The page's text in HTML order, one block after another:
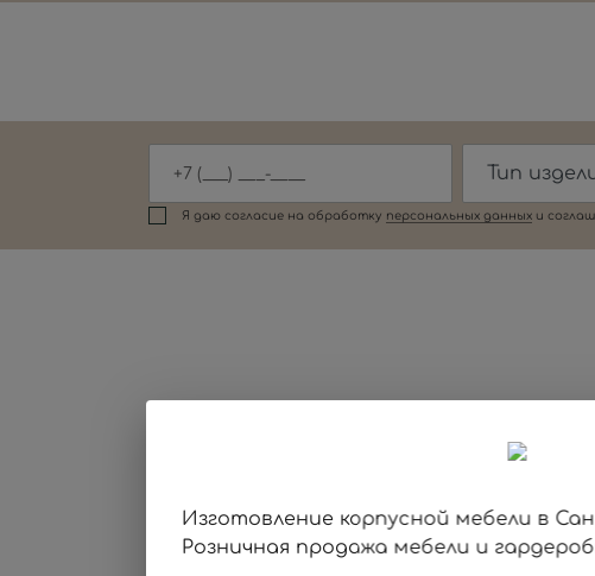
Я даю согласие на обработку персональных данныxи
Изготовление корпусной мебели в
Розничная продажа мебели и